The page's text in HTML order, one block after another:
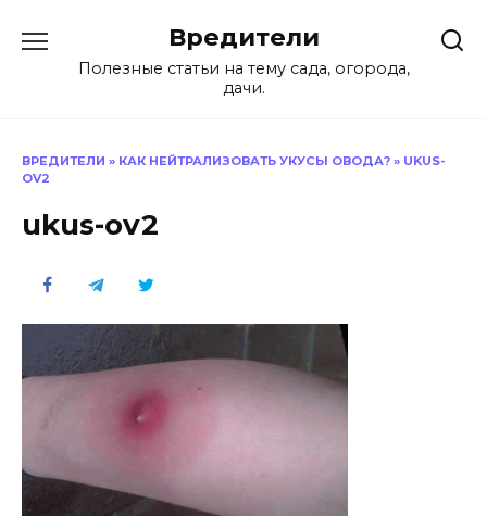
содержанию
Вредители
Полезные статьи на тему сада, огорода,
дачи.
ВРЕДИТЕЛИ » КАК НЕЙТРАЛИЗОВАТЬ УКУСЫ ОВОДА? » UKUS-
OV2
ukus-ov2